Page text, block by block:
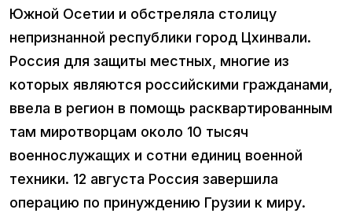
Южной Осетии и обстреляла столицу
непризнанной республики город Цхинвали.
Россия для защиты местных, многие из
которых являются российскими гражданами,
ввела в регион в помощь расквартированным
там миротворцам около 10 тысяч
военнослужащих и сотни единиц военной
техники. 12 августа Россия завершила
операцию по принуждению Грузии к миру.